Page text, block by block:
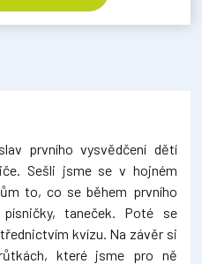
prvního vysvědčení dětí
Sešli jsme se v hojném
to, co se během prvního
taneček. Poté se
kvízu. Na závěr si
které jsme pro ně